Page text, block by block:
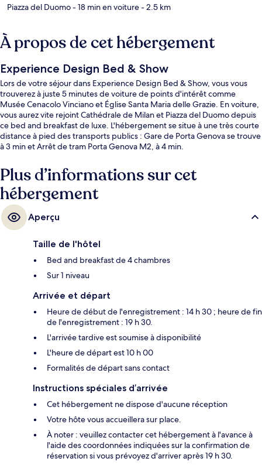
Piazza del Duomo- 18 min en voiture- 2.5 km
À propos de cet hébergement
Experience Design Bed & Show
Lors de votre séjour dans Experience Design Bed & Show, vous vous
trouverez à juste 5 minutes de voiture de points d'intérêt comme
Musée Cenacolo Vinciano et Église Santa Maria delle Grazie. En voiture,
vous aurez vite rejoint Cathédrale de Milan et Piazza del Duomo depuis
ce bed and breakfast de luxe. L'hébergement se situe à une très courte
distance à pied des transports publics : Gare de Porta Genova se trouve
à 3 min et Arrêt de tram Porta Genova M2, à 4 min.
Plus d’informations sur cet
hébergement
Aperçu
Taille de l'hôtel
Bed and breakfast de 4 chambres
Sur 1 niveau
Arrivée et départ
Heure de début de l'enregistrement : 14 h 30 ; heure de fin
de l'enregistrement : 19 h 30.
L'arrivée tardive est soumise à disponibilité
L'heure de départ est 10 h 00
Formalités de départ sans contact
Instructions spéciales d’arrivée
Cet hébergement ne dispose d'aucune réception
Votre hôte vous accueillera sur place.
À noter : veuillez contacter cet hébergement à l'avance à
l'aide des coordonnées indiquées sur la confirmation de
réservation si vous prévoyez d'arriver après 19 h 30.